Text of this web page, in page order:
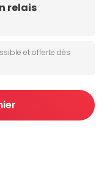
relais
et offerte dès